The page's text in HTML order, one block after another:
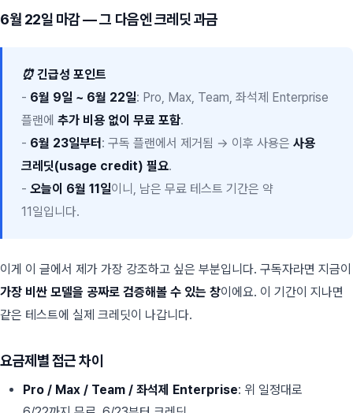
6월 22일 마감 — 그 다음엔 크레딧 과금
⏰ 긴급성 포인트
- 6월 9일 ~ 6월 22일: Pro, Max, Team, 좌석제 Enterprise
플랜에 추가 비용 없이 무료 포함.
- 6월 23일부터 : 구독 플랜에서 제거됨 → 이후 사용은 사용
크레딧(usage credit) 필요.
- 오늘이 6월 11일이니, 남은 무료 테스트 기간은 약
11일입니다.
이게 이 글에서 제가 가장 강조하고 싶은 부분입니다. 구독자라면 지금이
가장 비싼 모델을 공짜로 검증해볼 수 있는 창이에요. 이 기간이 지나면
같은 테스트에 실제 크레딧이 나갑니다.
요금제별 접근 차이
Pro / Max / Team / 좌석제 Enterprise: 위 일정대로